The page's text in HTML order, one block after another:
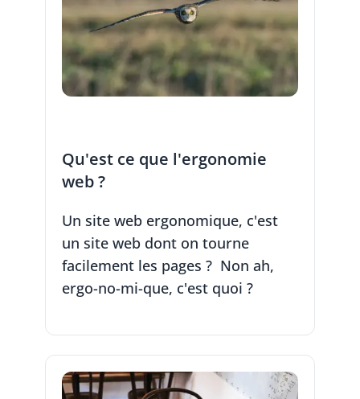
Qu'est ce que l'ergonomie
web ?
Un site web ergonomique, c'est
un site web dont on tourne
facilement les pages ? Non ah,
ergo-no-mi-que, c'est quoi ?